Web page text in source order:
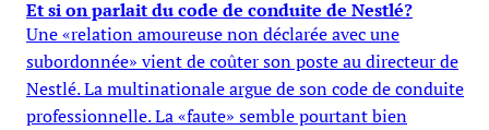
Et si on parlait du code de conduite de Nestlé?
Une «relation amoureuse non déclarée avec une
subordonnée» vient de coûter son poste au directeur de
Nestlé. La multinationale argue de son code de conduite
professionnelle. La «faute» semble pourtant bien